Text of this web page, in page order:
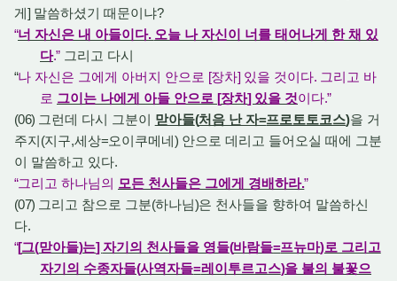
게] 말씀하셨기 때문이냐?
“너 자신은 내 아들이다. 오늘 나 자신이 너를 태어나게 한 채 있
다.”그리고 다시
“나 자신은 그에게 아버지 안으로 [장차] 있을 것이다. 그리고 바
로 그이는 나에게 아들 안으로 [장차] 있을 것이다.”
(06) 그런데 다시 그분이 맏아들(처음 난 자=프로토토코스)을 거
주지(지구,세상=오이쿠메네) 안으로 데리고 들어오실 때에 그분
이 말씀하고 있다.
“그리고 하나님의 모든 천사들은 그에게 경배하라.”
(07) 그리고 참으로 그분(하나님)은 천사들을 향하여 말씀하신
다.
“[그(맏아들)는]자기의 천사들을 영들(바람들=프뉴마)로 그리고
자기의 수종자들(사역자들=레이투르고스)을 불의 불꽃으